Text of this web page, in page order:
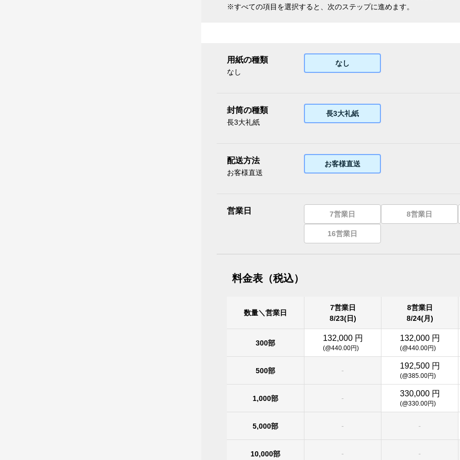
※すべての項目を選択すると、次のステップに進めます。
用紙の種類
なし
なし
封筒の種類
長3大礼紙
長3大礼紙
配送方法
お客様直送
お客様直送
営業日 7営業日 8営業日
16営業日
料金表（税込）
数量＼営業日
7営業日
8/23(日)
8営業日
8/24(月)
300部
132,000 円
(@440.00円)
132,000 円
(@440.00円)
500部 - 192,500 円
(@385.00円)
1,000部 - 330,000 円
(@330.00円)
5,000部 - -
10,000部 - -